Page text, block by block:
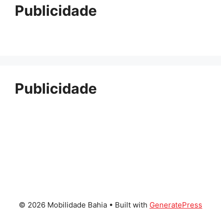
Publicidade
Publicidade
© 2026 Mobilidade Bahia • Built with GeneratePress